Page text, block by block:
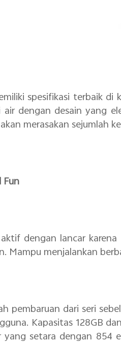
spesifikasi terbaik di
dengan desain yang
merasakan sejumlah
dengan lancar
menjalankan
pembaruan dari seri
Kapasitas 128GB
yang setara dengan